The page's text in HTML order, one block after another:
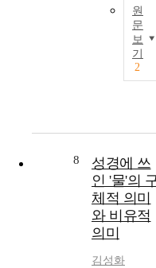
원
문
보
기
2
8
성경에 쓰
인 '물'의
체적 의미
와 비유적
의미
김성화